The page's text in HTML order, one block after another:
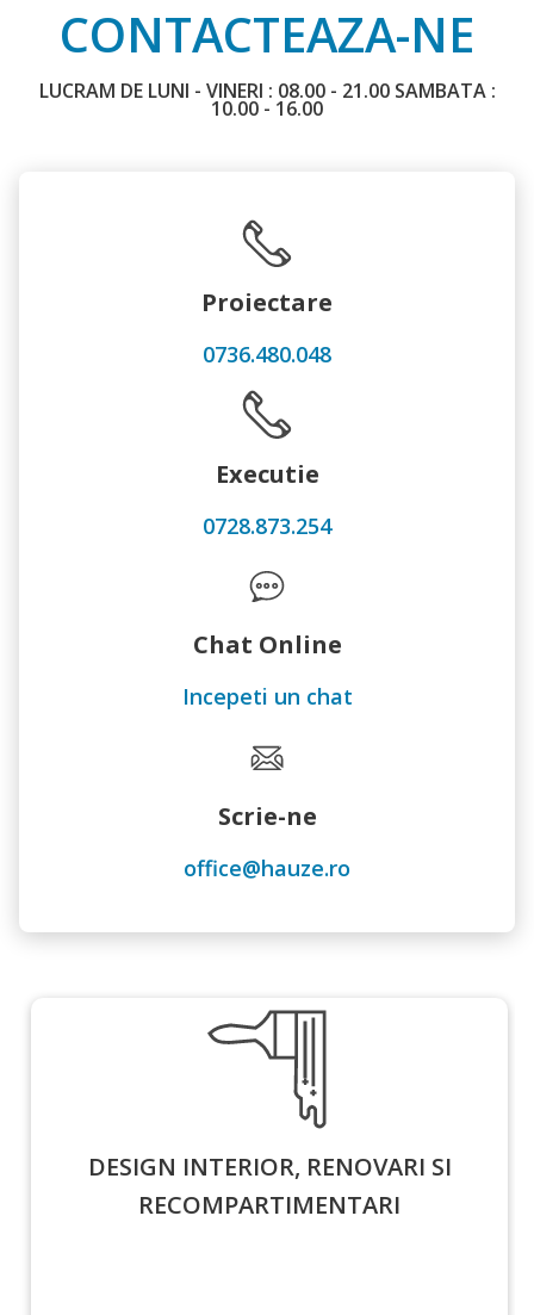
CONTACTEAZA-NE
LUCRAM DE LUNI - VINERI : 08.00 - 21.00 SAMBATA :
10.00 - 16.00
Proiectare
0736.480.048
Executie
0728.873.254
Chat Online
Incepeti un chat
Scrie-ne
office@hauze.ro
DESIGN INTERIOR, RENOVARI SI
RECOMPARTIMENTARI